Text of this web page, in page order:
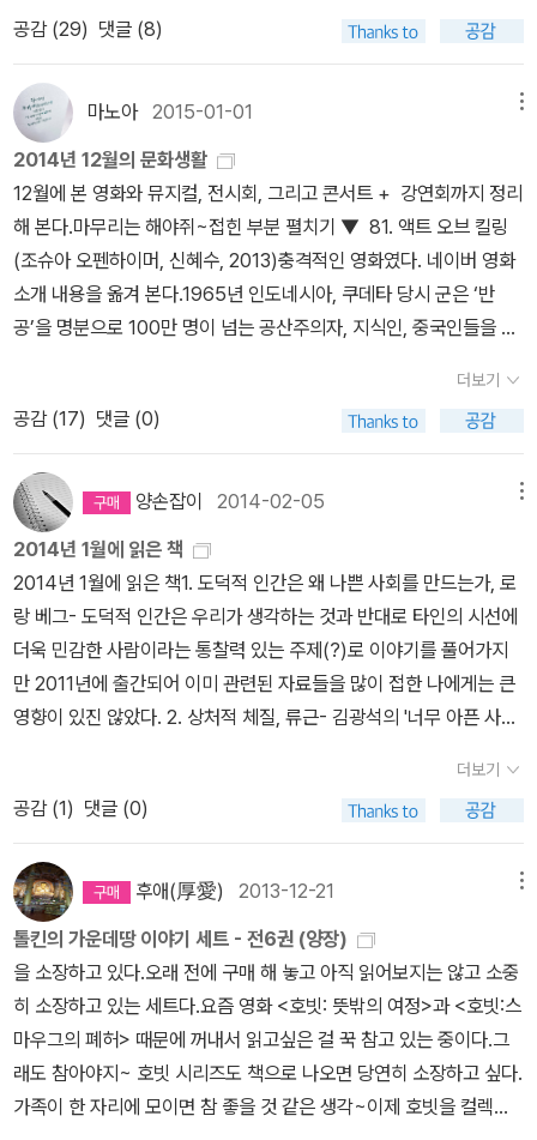
분까지가 제 1막에 해당한다. (그리고 영화는 그들이 바라보는 외로
운산 'the lonely mountain' 아래에서 자고 있는 용 스마우그가 눈
을 뜨면서 끝난다.) 물론 그 과정에서 빌보가 <반지의 제왕>과 가장
큰 연결고리가 되는 '절대반지'를 골룸과의 수수께끼 대결을 통해 얻
게 되는 과정이 나온다. 영화만큼이나 소설에서도 이 부분이 굉장히
인상적이었는데, 단지 <반지의 제왕>과의 연결고리 때문만이 아니라
<호빗>의 전체 구조상에서 골룸과의 대결부분이 갖는 독특서 때문이
었다. 드워프들의 잃어버린 왕국 '에레보르'를 되찾기 위해 에레보르
가 있었던 외로운 산으로 가는 과정에서 겪는 모험이 스토리의 전반
적인 내용인데 반해, 골룸이 등장하는 부분은 보다 독립적인 스토리
로 다가온다. 에레보르로 가는 과정속에서 겪은 무용담이지만, '필연
고나 할까. 다른 적들(foes)은 스토리 구조상 빌보일행이 반드시 맞
닥뜨려야 하는 적들이었다. 하지만 골룸은 어디까지나 빌보의 '운'에
의해 만난 적이었고, 절대반지 또한 마찬가지였다. 빌보는 조금씩 반
지에 매혹되어가지만, <호빗>에서 반지의 역할은 <반지의 제왕> 시
리즈와는 비교할 수 없을 정도로 미미하다. 반지의 용도는 어디까지
나 투명마법의 용도, 그 이상도 이하도 아니다. 해리포터의 투명망토
수준이라고나 해야 할까. 다시 말해, 간달프의 마법처럼, 빌보가 부릴
수 있는 트릭 또는 마법 수준일 뿐이다. 때문에 반지가 빌보 일행의 여
정에서 절대적인 영향력을 끼치진 못한다. 원작에서 심지어 빌보는
법을 알려준다. 하지만 <반지>시리즈의 인물드과 달리, <호빗>의 인
물들은 반지에 매혹되거나 욕심을 내지 않는다. 아직 절대반지의 힘
을 몰라서일 수도 있지만, <호빗> 이야기에서는 반지 스토리는 이야
기 속의 이야기인 '액자구성'에 가깝게 다가온다. 그럼에도 골룸과의
장면은 굉장한 긴장감을 불러온다. 골룸과 빌보가 주고받는 수수께끼
내기에서 긴장하지 않는 독자가 있을까. 보일행이 처한 다른 대규모
위험보다도, 심지어 후반부에 나오는 '다섯 군대의 전투' (the Battle
of Five Armies)보다도, 골룸과의 내기 장면에서 긴장감이 더 크다.
개인적으로 이 장면은 원작과 영화 모두, 가장 맘에 드는 장면이었
다. 절대반지의 영향력이 미미한 대신, <호빗>에서 <반지>시리즈의
절대반지의 역할을 감당하는 것은 '외로운 산'에 파묻힌 보물들이었
것이라는 느낌이었다.더군다나 유명한 언어학자답게언어를 조물조물
오고 많은 종족들이 틈만 나면 시를 만들어 노래하는 걸 즐긴다.룬 언
어까지 스스로 창조해낼 정도였다니 이 양반 1세대 오타쿠가 아니었
을까. 가장 전율이 오던 지점은골룸이 등장했을 때였다.자신과 대화
하는 이중적인 자아를 만든다는 상상은 어떻게 한거지.축축하고 서늘
하고 섬뜩한 동시에빌보와 수수께끼로 대결한다는 건 또 흥미로운 지
점. 읽는 동안 톨킨이 이 세계를 만들어내는 동안 얼마나 즐거웠는지
가 전해져서또다른 의미로 재미가 가득했던 책이었다.아마 네 번째
읽는 책일텐데 다 커서 읽으니 색다른 재미가.사촌동생들도 이런 재
지만, 갖고 싶던 좋은 것들과 지내기에 쾌적하고 좋은 날들은 얘기할
것도 들을 것도 별로 없어서,금방 이야기를 다 해 버리게 된다. 반면,
불안하고 가슴 두근거리고 심지어 무시무시한 것들은 좋은 이야깃거
리가 되어 어떻게든 길게 얘기하게 된다. 최근 너무 익숙한 것들에 둘
러쌓여있단 생각을 종종 한다.그것들이 내게 더 이상 느낌을 주지 않
는단 사실이 슬플 때도 있지만무서운 점은 스스로 그 안락함에서 벗
어나지 않으려고 한다는 점이다.점점 겁쟁이가 되어간다.내 세계는
점점 더 좁아지고 감각은 퇴화하고 있다.불평만 늘어가는 투덜이. 늘
투덜투덜거리면서 바꾸려고 하지는 않는다.떠나는 걸 싫어하고 늘 그
자리에 머물기를 좋아하는 호빗족처럼. 어릴 때 호빗에서 가장 이상
했던 부분은모든 모험을 끝내고 힘겹게 빌보가 집으로 돌아왔을 때였
다.때마침 집에서는 빌보가 죽었다고 여기고그의 모든 물건들을 파는
기뻐하는 게 아니라싸게 산 물건들을 돌려줘야 한다는 사실 때문에
탐탁찮아하던 점이었다.더군다나 다른 세계에서는 전해지는 이야기
로 남게 된 빌보가오히려 자신의 마을에서는 이상한 사람으로 여겨져
사람들이 기피하기 시작했다는 점이었다. 이제는 이해가 간다.톨킨의
그 날카로움에 감탄하게 됐다.좁은 세계에 갇혀사는 사람은넓은 세계
를 이해하지 못한다.나는 빌보 친척들의 위치에 서게된 것은 아닐까
책을 덮고 그런 걸 자꾸 묻고 있다.내 좁아터진 세계와 냉소적인 시선
을 생각하며. + 책을 읽는 일에 이유를 붙이기 시작하고,평가하려 하
기 시작했을때어쩐지 독서가 재미없어지기 시작했다. 책에 대한 정보
로 찍는다고 찍었는데 흔들렸구나..ㅠㅠ <후련의 아이들> 다시 읽으
니 재밌네.^^<호빗> 반양장 책에 눈길이~ 눈길
이 가는 책들~하지만 박스세트로 만족하자~
공감 (29) 댓글 (8)
마노아2015-01-01
2014년 12월의 문화생활
12월에 본 영화와 뮤지컬, 전시회, 그리고 콘서트 + 강연회까지 정리
해 본다.마무리는 해야쥐~접힌 부분 펼치기 ▼ 81. 액트 오브 킬링
(조슈아 오펜하이머, 신혜수, 2013)충격적인 영화였다. 네이버 영화
소개 내용을 옮겨 본다.1965년 인도네시아, 쿠데타 당시 군은 ‘반
공’을 명분으로 100만 명이 넘는 공산주의자, 지식인, 중국인들을 비
의 주범 '안와르 콩고’는 국민영웅으로 추대 받으며 호화스런 생활을
누리고 있다. 그러던 어느 날, 자신들의 ‘위대한’ 살인의 업적을 영화
로 만들자는 제안이 들어온다. “당신이 저지른 학살을, 다시 재연해
보지 않겠습니까?” 대학살의 리더 안와르 콩고와 그의 친구들은 들
뜬 맘으로 직접 시나리오를 쓰고 연기도 하며 자랑스럽게 살인의 재
연에 몰두한다. 하지만 촬영이 진행되면서 대학살의 기억은 그들에게
낯선 공포와 악몽에 시달리게 하고, 영화는 예기치 못한 반전을 맞는
다. 전대미문의 방법으로 인간의 도덕성을 뒤흔드는 충격의 다큐멘
터리!가해자들은 자신들이 가해자였다는 것을 자각하지도 못하고, 설
령 자각한다 할지라도 내가 승리자인데 무슨 상관이람? 이런 표정을
짓고 있고, 그런 그들의 재연 장면에 동원된 피해자들이 오히려 당신
들로 하여금 가족을 잃었던 옛일을 소재거리로 내놓으면서 그렇다고
내가 지금 당신들을 원망하는 것은 아니야-라고 구태여 변명을 해야
러니까 이 영화는, 인도네시아의 윤리라곤 찾아볼 수 없는 그런 학살
자의 모습을 보면서 대한민국의 4.3과 5.18을 겹쳐볼 수밖에 없는,
무려 서북청년단의 재건이라는 울어야 할지 웃어야 할지 모르는 암담
한 이 땅을 자꾸 상기시키게 하기 때문이다. 영화 후반부에 안와르 콩
고는 자신들이 죽여버린 사람들을 천국으로 이끈 사람의 모습을 뮤지
컬 형식으로 재연해 낸다. 그리고 날 죽여줘서, 날 이곳 천국으로 이끌
어줘서 고맙다-라며 메달을 수여하는 피해자의 모습을 보여준다. 세
상에, 세상에...영화 끄트머리, 안와르 콩고는 자신이 만들어낸 영화에
더보기
공감 (17) 댓글 (0)
양손잡이 2014-02-05
2014년 1월에 읽은 책
2014년 1월에 읽은 책1. 도덕적 인간은 왜 나쁜 사회를 만드는가, 로
랑 베그- 도덕적 인간은 우리가 생각하는 것과 반대로 타인의 시선에
더욱 민감한 사람이라는 통찰력 있는 주제(?)로 이야기를 풀어가지
만 2011년에 출간되어 이미 관련된 자료들을 많이 접한 나에게는 큰
영향이 있진 않았다. 2. 상처적 체질, 류근- 김광석의 '너무 아픈 사랑
때, 입으로 말할 때가 아닌 손으로 직접 쓸 때, 종이와 연필이 부딪히
면서 나는 소리와 진동에 의해 파바박 하고 느낌이 오는 것 아닐까. 3.
불평등의 대가, 장 지글러- 앞은 이래저래 해서 불평등하다, 뒤는 불
평등를 해소하기 위한 공동체적 연대의 내용을 담고 있다. 언론에서
떠들썩하게 소개했던 것 치고는 임팩트가 적었던 책. 대부분이 통감
하는 내용이라서.4. 우리는 차별에 찬성합니다, 오찬호- 성과사회에
살고 있고 그 사회에서 공정한 경쟁방법인 자기계발이, 사실은 허상
에 가깝다는 걸 철저하게 까발린다. 20대를 앞세웠지만 사실 이유도
모르는 불안감에 떨며 끝없이 자신을 자기계발의 절벽 끝으로 내모는
모든 이들에게 바치는 콜드 팩트로 무장한 책이다. 5. 호빗, J.R.R.톨
킨- 영화 '호빗' 개봉 기념으로 집어들었다. 동화에 가까울 정도로 단
더보기
공감 (1) 댓글 (0)
후애(厚愛) 2013-12-21
톨킨의 가운데땅 이야기 세트 - 전6권 (양장)
을 소장하고 있다.오래 전에 구매 해 놓고 아직 읽어보지는 않고 소중
히 소장하고 있는 세트다.요즘 영화 <호빗: 뜻밖의 여정>과 <호빗:스
마우그의 폐허> 때문에 꺼내서 읽고싶은 걸 꾹 참고 있는 중이다.그
래도 참아야지~ 호빗 시리즈도 책으로 나오면 당연히 소장하고 싶다.
가족이 한 자리에 모이면 참 좋을 것 같은 생각~이제 호빗을 컬렉션